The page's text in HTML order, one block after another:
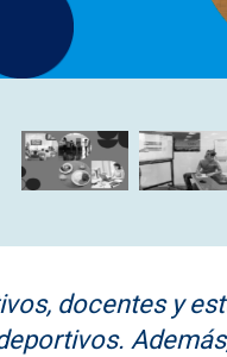
docentes y